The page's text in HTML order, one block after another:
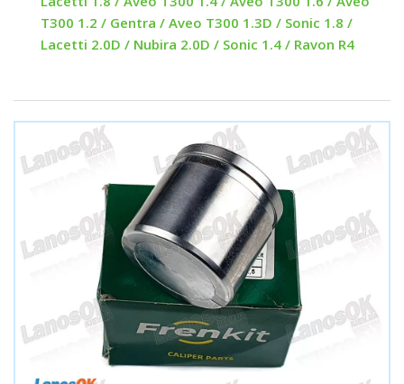
T300 1.2 / Gentra / Aveo T300 1.3D / Sonic 1.8 /
Lacetti 2.0D / Nubira 2.0D / Sonic 1.4 / Ravon R4